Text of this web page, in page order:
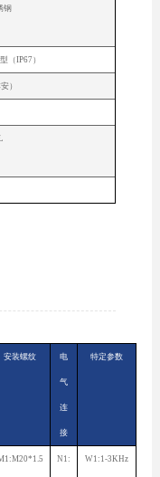
钢
（IP67）
）
安装螺纹 电
气
连
接
特定参数
N1: W1:1-3KHz